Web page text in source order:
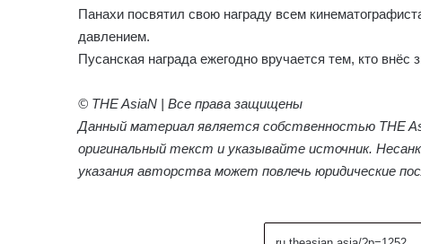
Панахи посвятил свою награду всем
давлением.
Пусанская награда ежегодно вручается тем, кто внёс
© THE AsiaN | Все права защищены
Данный материал является собственностью THE
оригинальный текст и указывайте источник.
указания авторства может повлечь юридические